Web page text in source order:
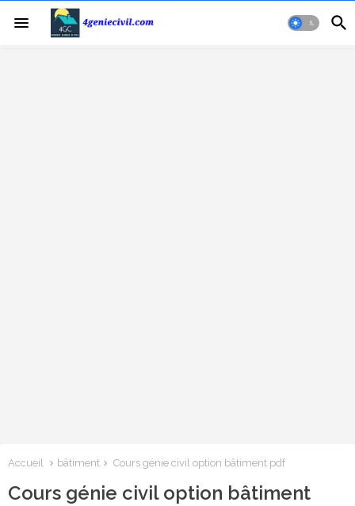
Accueil bâtiment Cours génie civil option bâtiment pdf
Cours génie civil option bâtiment